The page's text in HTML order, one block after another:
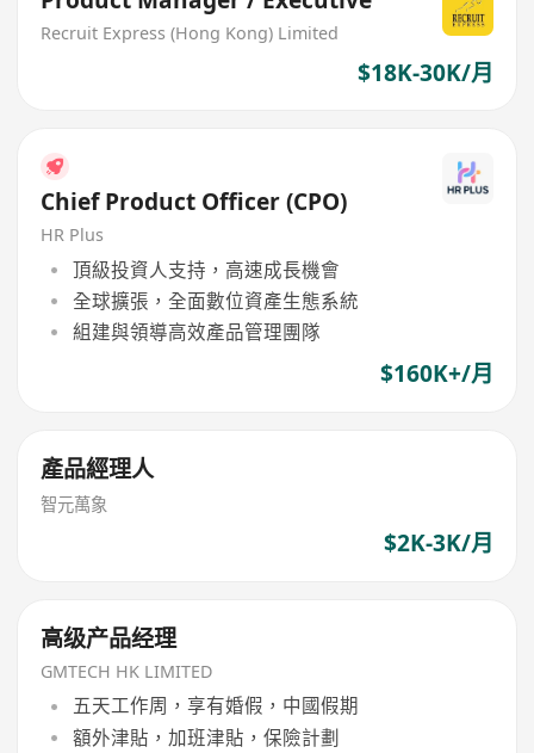
Recruit Express (Hong Kong) Limited
$18K-30K/月
Chief Product Officer (CPO)
HR Plus
頂級投資人支持，高速成長機會
全球擴張，全面數位資產生態系統
組建與領導高效產品管理團隊
$160K+/月
產品經理人
智元萬象
$2K-3K/月
高级产品经理
GMTECH HK LIMITED
五天工作周，享有婚假，中國假期
額外津貼，加班津貼，保險計劃